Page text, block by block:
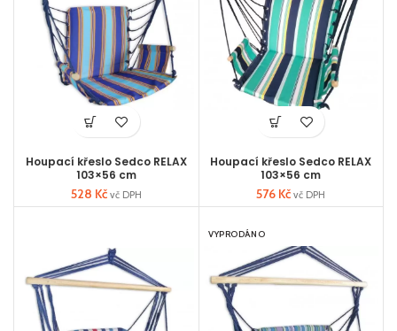
Houpací křeslo Sedco RELAX
103×56 cm
528 Kč vč DPH
Houpací křeslo Sedco RELAX
103×56 cm
576 Kč vč DPH
VYPRODÁNO